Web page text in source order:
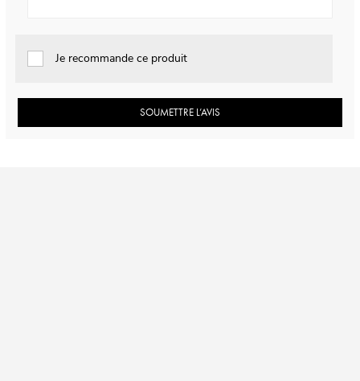
Je recommande ce produit
SOUMETTRE L’AVIS